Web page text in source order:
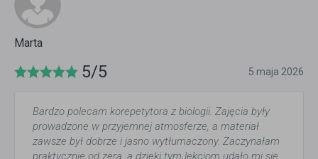
Marta
5/5 5 maja 2026
Bardzo polecam korepetytora z biologii. Zajęcia były
prowadzone w przyjemnej atmosferze, a materiał
zawsze był dobrze i jasno wytłumaczony. Zaczynałam